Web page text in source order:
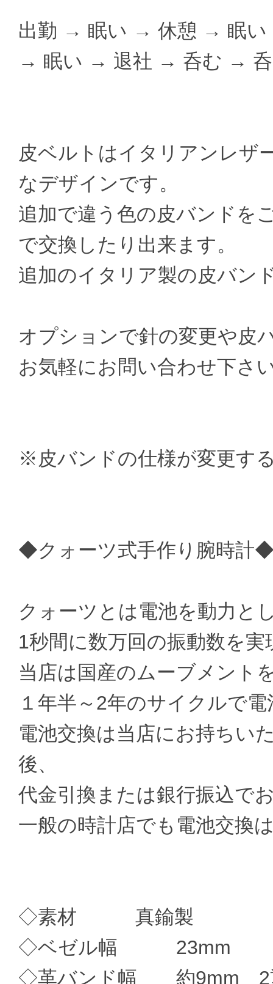
出勤 → 眠い → 休憩 → 眠
→ 眠い → 退社 → 呑む →
皮ベルトはイタリアンレザ
なデザインです。
追加で違う色の皮バンドを
で交換したり出来ます。
追加のイタリア製の皮バン
オプションで針の変更や皮
お気軽にお問い合わせ下さ
※皮バンドの仕様が変更す
◆クォーツ式手作り腕時計
クォーツとは電池を動力と
1秒間に数万回の振動数を
当店は国産のムーブメント
１年半～2年のサイクルで
電池交換は当店にお持ちい
後、
代金引換または銀行振込で
一般の時計店でも電池交換
◇素材 真鍮製
◇ベゼル幅 23mm
◇革バンド幅 約9mm 2